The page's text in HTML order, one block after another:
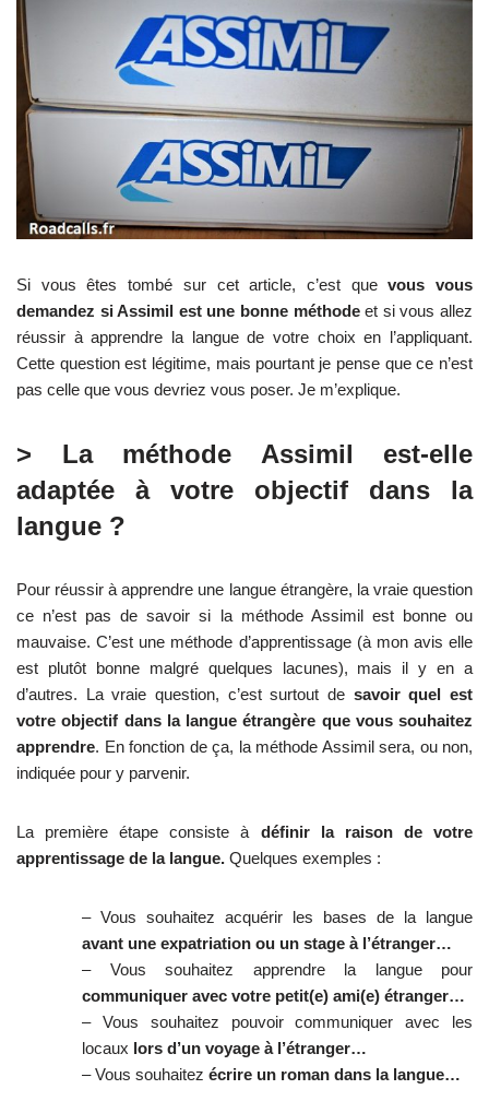
Si vous êtes tombé sur cet article, c’est quevous vous
demandez si Assimil est une bonne méthodeet si vous allez
réussir à apprendre la langue de votre choix en l’appliquant.
Cette question est légitime, mais pourtant je pense que ce n’est
pas celle que vous devriez vous poser. Je m’explique.
> La méthode Assimil est-elle
adaptée à votre objectif dans la
langue ?
Pour réussir à apprendre une langue étrangère, la vraie question
ce n’est pas de savoir si la méthode Assimil est bonne ou
mauvaise. C’est une méthode d’apprentissage (à mon avis elle
est plutôt bonne malgré quelques lacunes), mais il y en a
d’autres. La vraie question, c’est surtout de savoir quel est
votre objectif dans la langue étrangère que vous souhaitez
apprendre. En fonction de ça, la méthode Assimil sera, ou non,
indiquée pour y parvenir.
La première étape consiste à définir la raison de votre
apprentissage de la langue. Quelques exemples :
– Vous souhaitez acquérir les bases de la langue
avant une expatriation ou un stage à l’étranger…
– Vous souhaitez apprendre la langue pour
communiquer avec votre petit(e) ami(e) étranger…
– Vous souhaitez pouvoir communiquer avec les
locaux lors d’un voyage à l’étranger…
– Vous souhaitez écrire un roman dans la langue…